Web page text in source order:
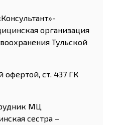
организация
Тульской
офертой, ст. 437 ГК
МЦ
сестра –